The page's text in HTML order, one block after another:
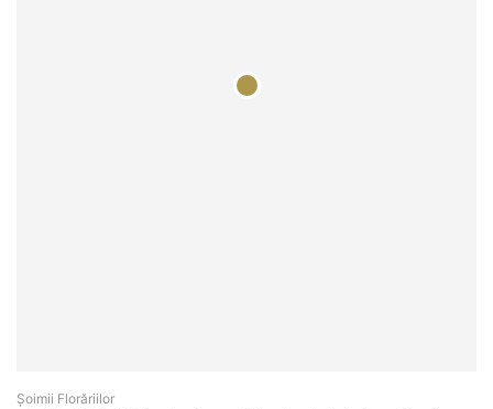
Șoimii Florăriilor